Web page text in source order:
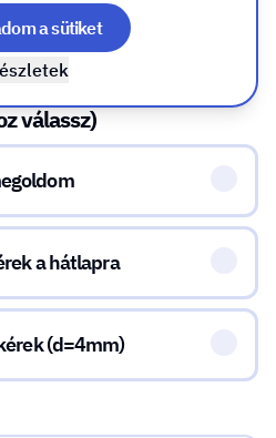
válassz)
a hátlapra
(d=4mm)
a sütiket